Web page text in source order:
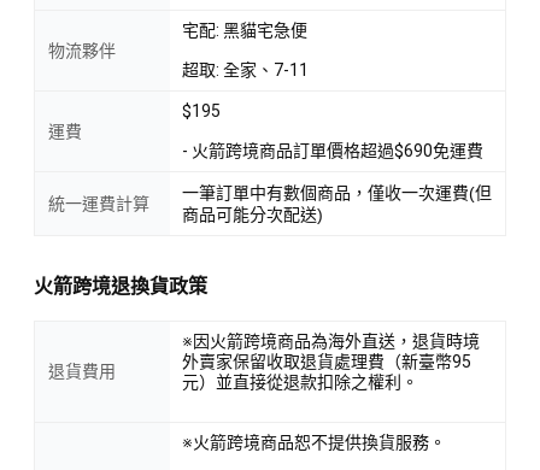
物流夥伴
宅配: 黑貓宅急便
超取: 全家、7-11
運費
$195
- 火箭跨境商品訂單價格超過$690免運費
統一運費計算
一筆訂單中有數個商品，僅收一次運費(但
商品可能分次配送)
火箭跨境退換貨政策
退貨費用
※因火箭跨境商品為海外直送，退貨時境
外賣家保留收取退貨處理費（新臺幣95
元）並直接從退款扣除之權利。
※火箭跨境商品恕不提供換貨服務。